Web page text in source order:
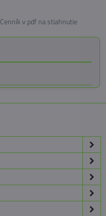
Cenník v pdf na stiahnutie